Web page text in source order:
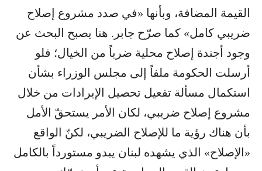
القيمة المضافة، وبأنها «في صدد مشروع إصلاح
ضريبي كامل» كما صرّح جابر. هنا يصبح البحث عن
وجود أجندة إصلاح محلية ضرباً من الخيال؛ فلو
أرسلت الحكومة ملفاً إلى مجلس الوزراء بشأن
استكمال مسألة تفعيل تحصيل الإيرادات من خلال
مشروع إصلاح ضريبي، لكان الأمر يستحقّ الأمل
بأن هناك رؤية ما للإصلاح الضريبي، لكنّ الواقع
«الإصلاح» الذي يشهده لبنان يبدو مستورداً بالكامل